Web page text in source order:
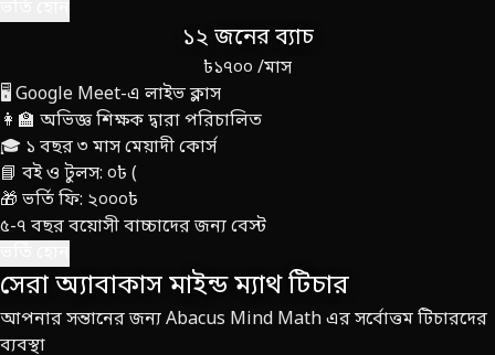
১২ জনের ব্যাচ
৳১৭০০ /মাস
🖥️ Google Meet-এ লাইভ ক্লাস
👩‍🏫 অভিজ্ঞ শিক্ষক দ্বারা পরিচালিত
🎓 ১ বছর ৩ মাস মেয়াদী কোর্স
📘 বই ও টুলস: ০৳ (
🎁 ভর্তি ফি: ২০০০৳
৫-৭ বছর বয়োসী বাচ্চাদের জন্য বেস্ট
সেরা অ্যাবাকাস মাইন্ড ম্যাথ টিচার
আপনার সন্তানের জন্য Abacus Mind Math এর সর্বোত্তম টিচারদের
ব্যবস্থা